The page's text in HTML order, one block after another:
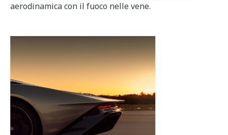
aerodinamica con il fuoco nelle vene.